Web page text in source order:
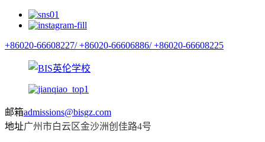
+86020-66608227/ +86020-66606886/ +86020-66608225
邮箱admissions@bisgz.com
地址广州市白云区金沙洲创佳路4号